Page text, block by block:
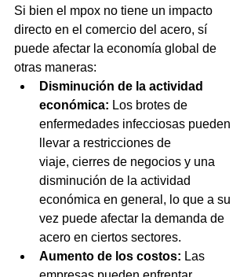
Si bien el mpox no tiene un impacto
directo en el comercio del acero, sí
puede afectar la economía global de
otras maneras:
Disminución de la actividad
económica: Los brotes de
enfermedades infecciosas pueden
llevar a restricciones de
viaje, cierres de negocios y una
disminución de la actividad
económica en general, lo que a su
vez puede afectar la demanda de
acero en ciertos sectores.
Aumento de los costos: Las